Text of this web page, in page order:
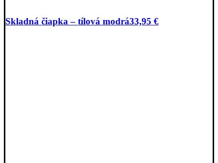
Skladná čiapka – tílová modrá33,95 €